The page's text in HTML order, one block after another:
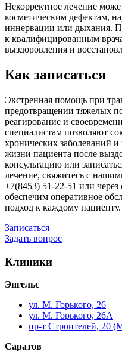
Некорректное лечение
косметическим дефектам,
иннервации или дыхания.
к квалифицированным
выздоровления и
Как записаться
Экстренная помощь при
предотвращении тяжелых
реагирование и
специалистам позволяют
хронических заболеваний и
жизни пациента после
консультацию или
лечение, свяжитесь с
+7(8453) 51-22-51 или
обеспечим оперативное
подход к каждому пациенту.
Записаться
Задать вопрос
Клиники
Энгельс
ул. М. Горького, 26
ул. М. Горького, 26А
пр-т Строителей, 20
Саратов